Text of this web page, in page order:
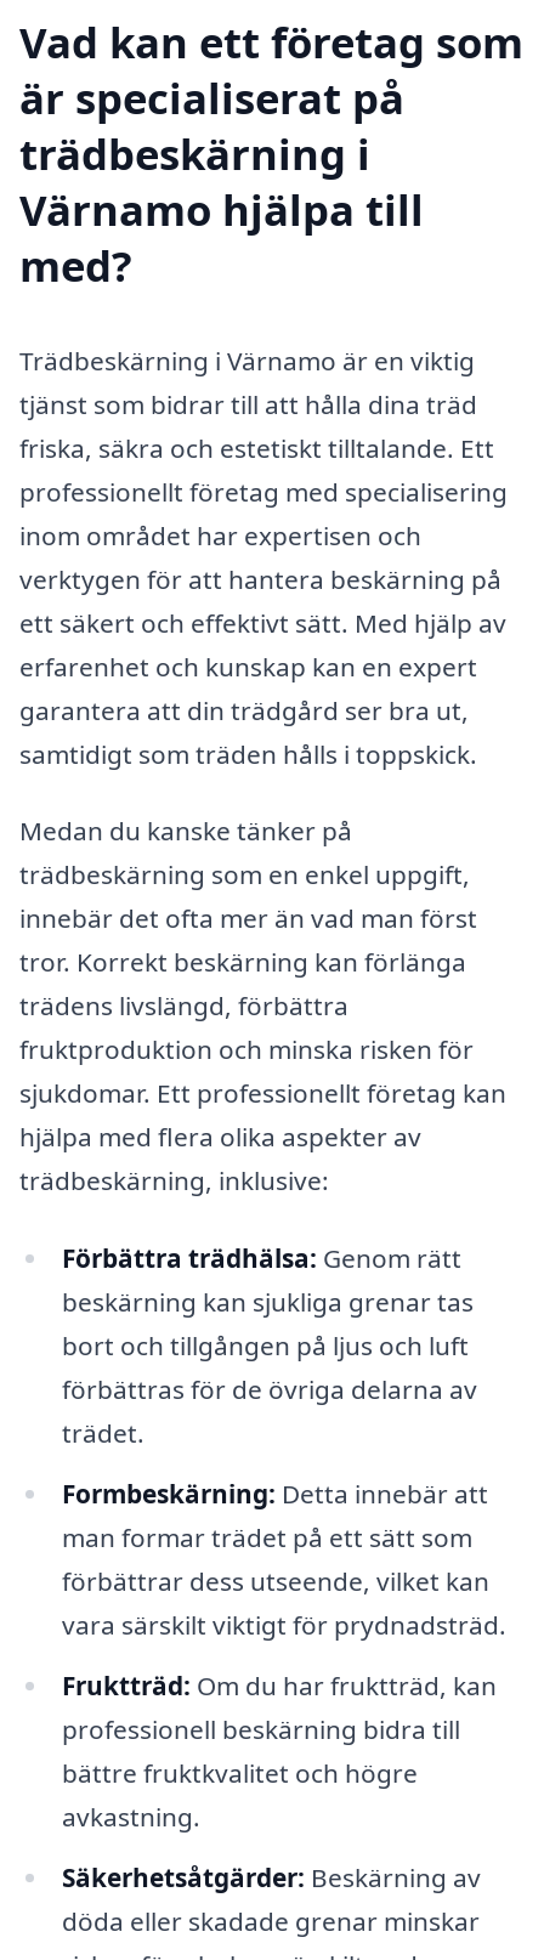
Vad kan ett företag som
är specialiserat på
trädbeskärning i
Värnamo hjälpa till
med?
Trädbeskärning i Värnamo är en viktig
tjänst som bidrar till att hålla dina träd
friska, säkra och estetiskt tilltalande. Ett
professionellt företag med specialisering
inom området har expertisen och
verktygen för att hantera beskärning på
ett säkert och effektivt sätt. Med hjälp av
erfarenhet och kunskap kan en expert
garantera att din trädgård ser bra ut,
samtidigt som träden hålls i toppskick.
Medan du kanske tänker på
trädbeskärning som en enkel uppgift,
innebär det ofta mer än vad man först
tror. Korrekt beskärning kan förlänga
trädens livslängd, förbättra
fruktproduktion och minska risken för
sjukdomar. Ett professionellt företag kan
hjälpa med flera olika aspekter av
trädbeskärning, inklusive:
Förbättra trädhälsa: Genom rätt
beskärning kan sjukliga grenar tas
bort och tillgången på ljus och luft
förbättras för de övriga delarna av
trädet.
Formbeskärning: Detta innebär att
man formar trädet på ett sätt som
förbättrar dess utseende, vilket kan
vara särskilt viktigt för prydnadsträd.
Fruktträd: Om du har fruktträd, kan
professionell beskärning bidra till
bättre fruktkvalitet och högre
avkastning.
Säkerhetsåtgärder: Beskärning av
döda eller skadade grenar minskar